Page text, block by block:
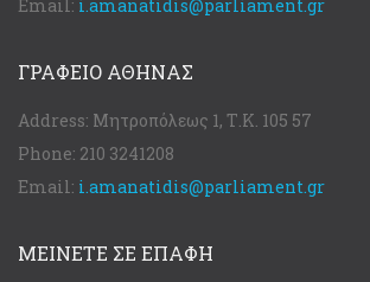
Email: i.amanatidis@parliament.gr
ΓΡΑΦΕΊΟ ΑΘΉΝΑΣ
Address: Μητροπόλεως 1, Τ.Κ. 105 57
Phone: 210 3241208
Email: i.amanatidis@parliament.gr
ΜΕΙΝΕΤΕ ΣΕ ΕΠΑΦΗ